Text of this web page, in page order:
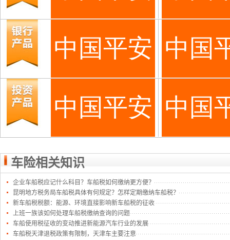
车险相关知识
企业车船税应记什么科目？车船税如何缴纳更方便？
昆明地方税务局车船税具体有何规定？怎样定期缴纳车船税？
新车船税税额：能源、环境直接影响新车船税的征收
上班一族该如何处理车船税缴纳查询的问题
车船使用税征收的变动推进新能源汽车行业的发展
车船税天津退税政策有限制，天津车主要注意